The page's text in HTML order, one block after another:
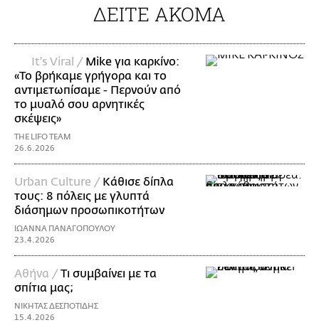
ΔΕΙΤΕ ΑΚΟΜΑ
It's Viral / Mike για καρκίνο:
«Το βρήκαμε γρήγορα και το
αντιμετωπίσαμε - Περνούν από
το μυαλό σου αρνητικές
σκέψεις»
THE LIFO TEAM
26.6.2026
Urban Culture / Κάθισε δίπλα
τους: 8 πόλεις με γλυπτά
διάσημων προσωπικοτήτων
ΙΩΑΝΝΑ ΠΑΝΑΓΟΠΟΥΛΟΥ
23.4.2026
Aθήνα /Τι συμβαίνει με τα
σπίτια μας;
ΝΙΚΗΤΑΣ ΔΕΣΠΟΤΙΔΗΣ
15.4.2026